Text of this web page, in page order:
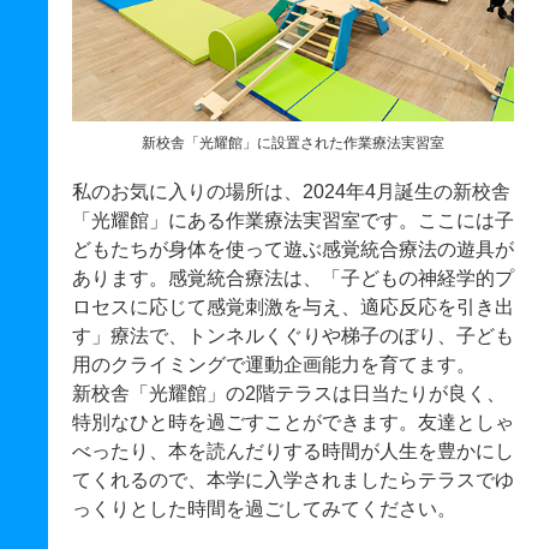
新校舎「光耀館」に設置された作業療法実習室
私のお気に入りの場所は、2024年4月誕生の新校舎
「光耀館」にある作業療法実習室です。ここには子
どもたちが身体を使って遊ぶ感覚統合療法の遊具が
あります。感覚統合療法は、「子どもの神経学的プ
ロセスに応じて感覚刺激を与え、適応反応を引き出
す」療法で、トンネルくぐりや梯子のぼり、子ども
用のクライミングで運動企画能力を育てます。
新校舎「光耀館」の2階テラスは日当たりが良く、
特別なひと時を過ごすことができます。友達としゃ
べったり、本を読んだりする時間が人生を豊かにし
てくれるので、本学に入学されましたらテラスでゆ
っくりとした時間を過ごしてみてください。